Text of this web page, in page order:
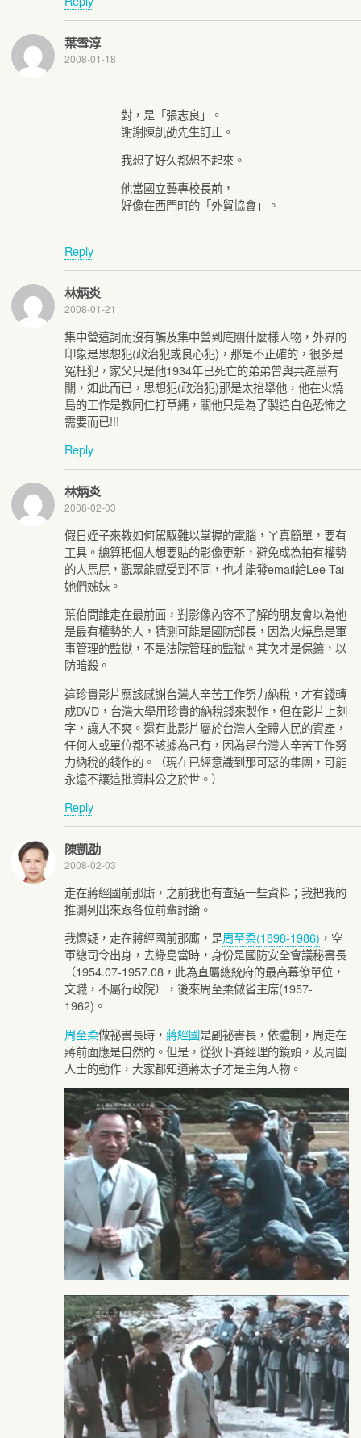
葉雪淳
2008-01-18
對，是「張志良」。
謝謝陳凱劭先生訂正。
我想了好久都想不起來。
他當國立藝專校長前，
好像在西門町的「外貿協會」。
Reply
林炳炎
2008-01-21
集中營這詞而沒有觸及集中營到底關什麼樣人物，外界的
印象是思想犯(政治犯或良心犯)，那是不正確的，很多是
冤枉犯，家父只是他1934年已死亡的弟弟曾與共產黨有
關，如此而已，思想犯(政治犯)那是太抬舉他，他在火燒
島的工作是教同仁打草繩，關他只是為了製造白色恐怖之
需要而已!!!
Reply
林炳炎
2008-02-03
假日姪子來教如何駕馭難以掌握的電腦，ㄚ真簡單，要有
工具。總算把個人想要貼的影像更新，避免成為拍有權勢
的人馬屁，觀眾能感受到不同，也才能發email給Lee-Tai
她們姊妹。
葉伯問誰走在最前面，對影像內容不了解的朋友會以為他
是最有權勢的人，猜測可能是國防部長，因為火燒島是軍
事管理的監獄，不是法院管理的監獄。其次才是保鑣，以
防暗殺。
這珍貴影片應該感謝台灣人辛苦工作努力納稅，才有錢轉
成DVD，台灣大學用珍貴的納稅錢來製作，但在影片上刻
字，讓人不爽。還有此影片屬於台灣人全體人民的資產，
任何人或單位都不該據為己有，因為是台灣人辛苦工作努
力納稅的錢作的。（現在已經意識到那可惡的集團，可能
永遠不讓這批資料公之於世。）
Reply
陳凱劭
2008-02-03
走在蔣經國前那廝，之前我也有查過一些資料；我把我的
推測列出來跟各位前輩討論。
我懷疑，走在蔣經國前那廝，是周至柔(1898-1986) ，空
軍總司令出身，去綠島當時，身份是國防安全會議秘書長
（1954.07-1957.08，此為直屬總統府的最高幕僚單位，
文職，不屬行政院），後來周至柔做省主席(1957-
1962)。
周至柔做祕書長時， 蔣經國是副祕書長，依體制，周走在
蔣前面應是自然的。但是，從狄卜賽經理的鏡頭，及周圍
人士的動作，大家都知道蔣太子才是主角人物。